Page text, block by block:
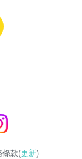
款(更新)